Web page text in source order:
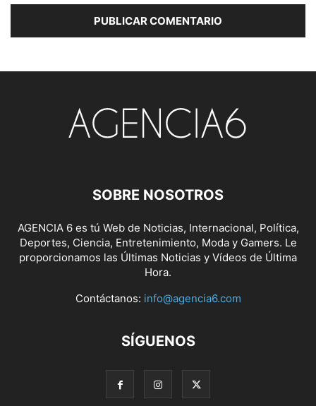
SOBRE NOSOTROS
AGENCIA 6 es tú Web de Noticias, Internacional, Política,
Deportes, Ciencia, Entretenimiento, Moda y Gamers. Le
proporcionamos las Últimas Noticias y Vídeos de Última
Hora.
Contáctanos: info@agencia6.com
SÍGUENOS